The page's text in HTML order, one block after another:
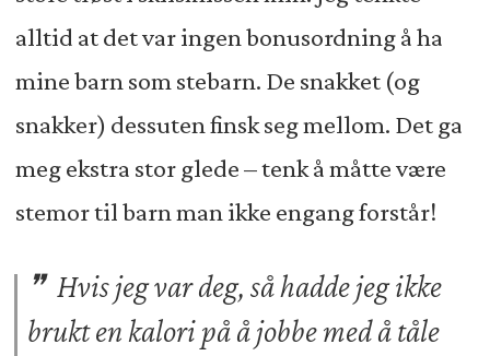
alltid at det var ingen bonusordning å ha
mine barn som stebarn. De snakket (og
snakker) dessuten finsk seg mellom. Det ga
meg ekstra stor glede – tenk å måtte være
stemor til barn man ikke engang forstår!
Hvis jeg var deg, så hadde jeg ikke
brukt en kalori på å jobbe med å tåle